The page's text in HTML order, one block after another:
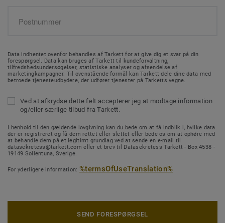
Data indhentet ovenfor behandles af Tarkett for at give dig et svar på din
forespørgsel. Data kan bruges af Tarkett til kundeforvaltning,
tilfredshedsundersøgelser, statistiske analyser og afsendelse af
marketingkampagner. Til ovenstående formål kan Tarkett dele dine data med
betroede tjenesteudbydere, der udfører tjenester på Tarketts vegne.
Ved at afkrydse dette felt accepterer jeg at modtage information
og/eller særlige tilbud fra Tarkett.
I henhold til den gældende lovgivning kan du bede om at få indblik i, hvilke data
der er registreret og få dem rettet eller slettet eller bede os om at ophøre med
at behandle dem på et legitimt grundlag ved at sende en e-mail til
datasekretess@tarkett.com eller et brev til Datasekretess Tarkett - Box 4538 -
19149 Sollentuna, Sverige.
For yderligere information: %termsOfUseTranslation%
SEND FORESPØRGSEL